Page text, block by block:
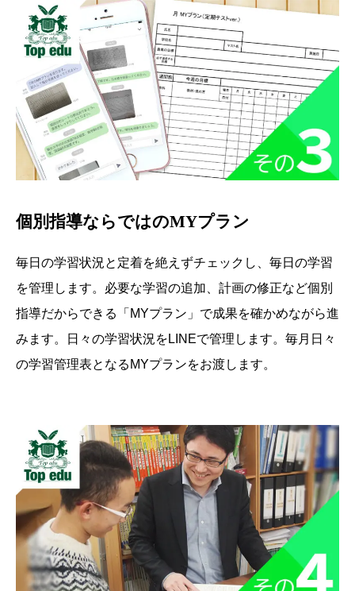
個別指導ならではのMYプラン
毎日の学習状況と定着を絶えずチェックし、毎日の学習
を管理します。必要な学習の追加、計画の修正など個別
指導だからできる「MYプラン」で成果を確かめながら進
みます。日々の学習状況をLINEで管理します。毎月日々
の学習管理表となるMYプランをお渡します。